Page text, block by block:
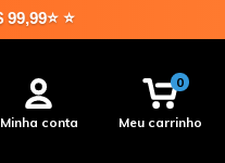
Minha conta Meu carrinho
0